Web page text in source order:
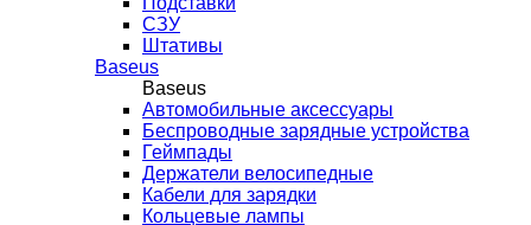
СЗУ
Штативы
Baseus
Baseus
Автомобильные аксессуары
Беспроводные зарядные устройства
Геймпады
Держатели велосипедные
Кабели для зарядки
Кольцевые лампы